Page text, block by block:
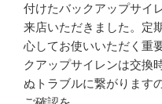
付けたバックアップサイ
来店いただきました。定
心してお使いいただく重
クアップサイレンは交換
ぬトラブルに繋がります